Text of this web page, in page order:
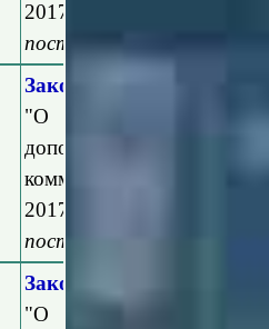
2017 год и на плановый
постановлением
Закон Московской
"О внесении
дополнительных
коммунального
2017 год и на плановый
постановлением
Закон Московской
"О внесении